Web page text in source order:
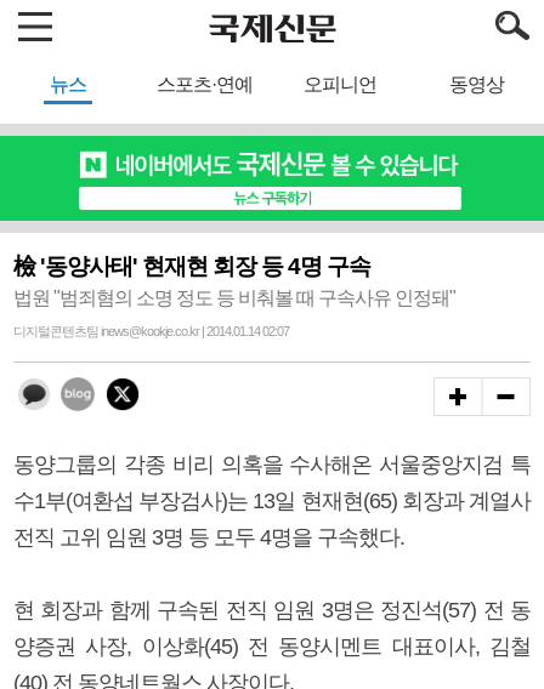
뉴스 스포츠·연예 오피니언 동영상
檢 '동양사태' 현재현 회장 등 4명 구속
법원 "범죄혐의 소명 정도 등 비춰볼 때 구속사유 인정돼"
디지털콘텐츠팀 inews@kookje.co.kr | 2014.01.14 02:07
동양그룹의 각종 비리 의혹을 수사해온 서울중앙지검 특
수1부(여환섭 부장검사)는 13일 현재현(65) 회장과 계열사
전직 고위 임원 3명 등 모두 4명을 구속했다.
현 회장과 함께 구속된 전직 임원 3명은 정진석(57) 전 동
양증권 사장, 이상화(45) 전 동양시멘트 대표이사, 김철
(40) 전 동양네트웍스 사장이다.